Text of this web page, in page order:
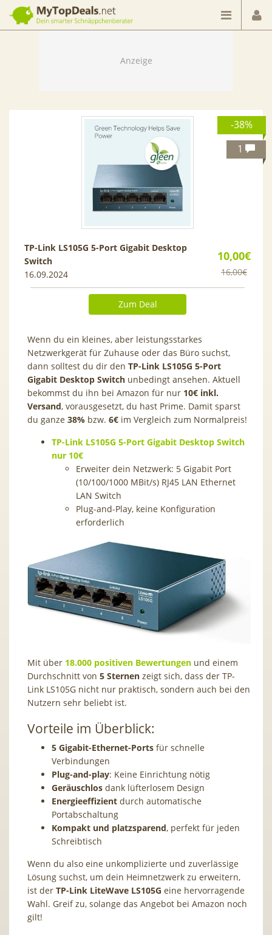
Dein smarter Schnäppchenberater
-38%
1
10,00€
16,00€
TP-Link LS105G 5-Port Gigabit Desktop
Switch
16.09.2024
Zum Deal
Wenn du ein kleines, aber leistungsstarkes
Netzwerkgerät für Zuhause oder das Büro suchst,
dann solltest du dir den TP-Link LS105G 5-Port
Gigabit Desktop Switch unbedingt ansehen. Aktuell
bekommst du ihn bei Amazon für nur 10€ inkl.
Versand, vorausgesetzt, du hast Prime. Damit sparst
du ganze 38% bzw. 6€ im Vergleich zum Normalpreis!
TP-Link LS105G 5-Port Gigabit Desktop Switch
nur 10€
Erweiter dein Netzwerk: 5 Gigabit Port
(10/100/1000 MBit/s) RJ45 LAN Ethernet
LAN Switch
Plug-and-Play, keine Konfiguration
erforderlich
Mit über 18.000 positiven Bewertungen und einem
Durchschnitt von 5 Sternen zeigt sich, dass der TP-
Link LS105G nicht nur praktisch, sondern auch bei den
Nutzern sehr beliebt ist.
Vorteile im Überblick:
5 Gigabit-Ethernet-Ports für schnelle
Verbindungen
Plug-and-play: Keine Einrichtung nötig
Geräuschlos dank lüfterlosem Design
Energieeffizient durch automatische
Portabschaltung
Kompakt und platzsparend, perfekt für jeden
Schreibtisch
Wenn du also eine unkomplizierte und zuverlässige
Lösung suchst, um dein Heimnetzwerk zu erweitern,
ist der TP-Link LiteWave LS105G eine hervorragende
Wahl. Greif zu, solange das Angebot bei Amazon noch
gilt!